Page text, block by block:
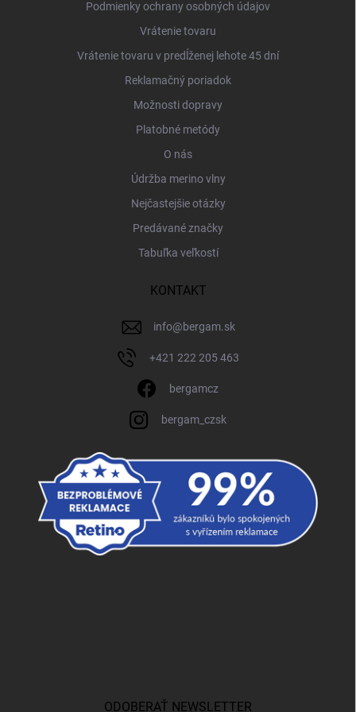
Podmienky ochrany osobných údajov
Vrátenie tovaru
Vrátenie tovaru v predĺženej lehote 45 dní
Reklamačný poriadok
Možnosti dopravy
Platobné metódy
O nás
Údržba merino vlny
Nejčastejšie otázky
Predávané značky
Tabuľka veľkostí
KONTAKT
info@bergam.sk
+421 222 205 463
bergamcz
bergam_czsk
ODOBERAŤ NEWSLETTER